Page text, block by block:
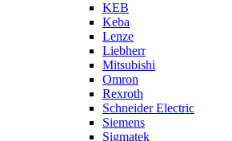
KEB
Keba
Lenze
Liebherr
Mitsubishi
Omron
Rexroth
Schneider Electric
Siemens
Sigmatek